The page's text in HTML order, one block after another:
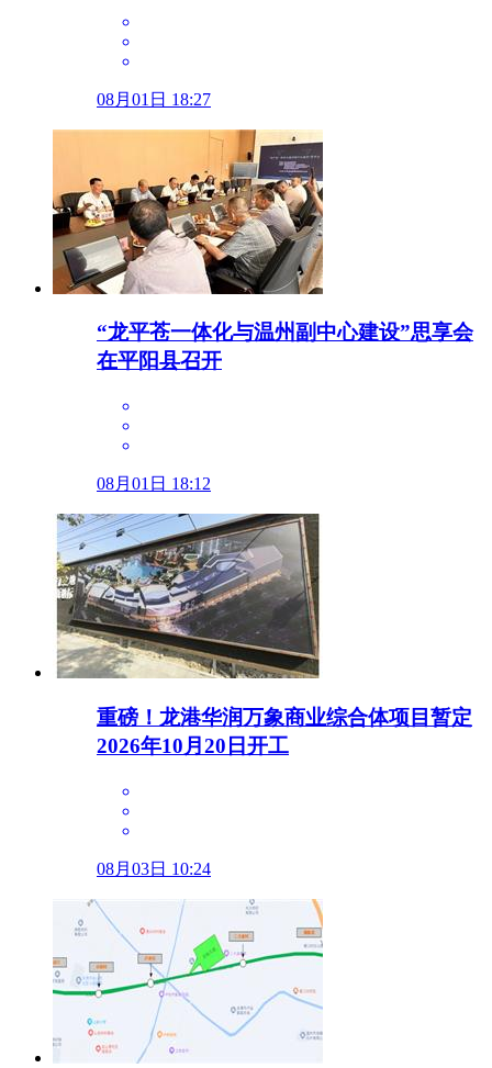
08月01日 18:27
“龙平苍一体化与温州副中心建设”思享会
在平阳县召开
08月01日 18:12
重磅！龙港华润万象商业综合体项目暂定
2026年10月20日开工
08月03日 10:24